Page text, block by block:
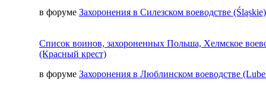
в форуме Захоронения в Силезском воеводстве (Śląskie)
Список воинов, захороненных Польша, Хелмское
(Красный крест)
в форуме Захоронения в Люблинском воеводстве